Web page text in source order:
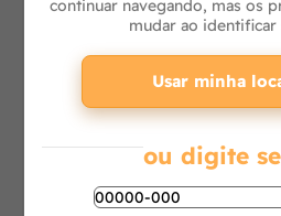
continuar navegando, mas os
mudar ao identificar
Usar minha
ou digite